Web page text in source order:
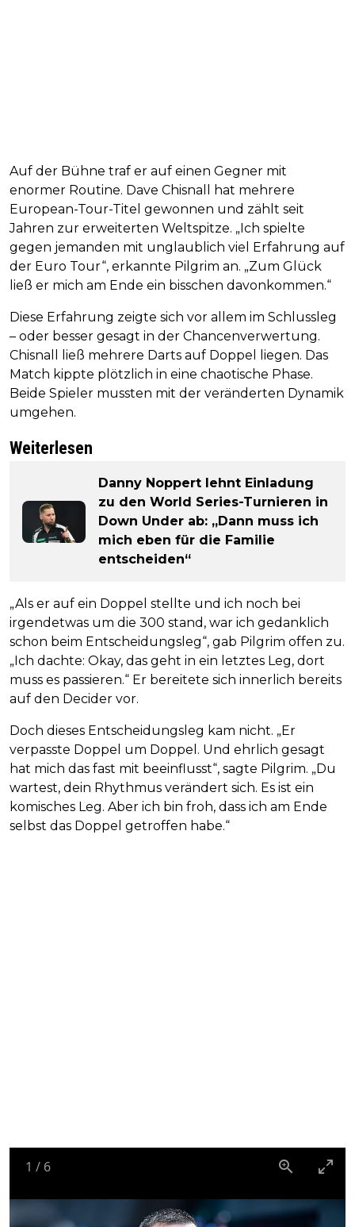
Auf der Bühne traf er auf einen Gegner mit
enormer Routine. Dave Chisnall hat mehrere
European-Tour-Titel gewonnen und zählt seit
Jahren zur erweiterten Weltspitze. „Ich spielte
gegen jemanden mit unglaublich viel Erfahrung auf
der Euro Tour“, erkannte Pilgrim an. „Zum Glück
ließ er mich am Ende ein bisschen davonkommen.“
Diese Erfahrung zeigte sich vor allem im Schlussleg
– oder besser gesagt in der Chancenverwertung.
Chisnall ließ mehrere Darts auf Doppel liegen. Das
Match kippte plötzlich in eine chaotische Phase.
Beide Spieler mussten mit der veränderten Dynamik
umgehen.
Weiterlesen
Danny Noppert lehnt Einladung
zu den World Series-Turnieren in
Down Under ab: „Dann muss ich
mich eben für die Familie
entscheiden“
„Als er auf ein Doppel stellte und ich noch bei
irgendetwas um die 300 stand, war ich gedanklich
schon beim Entscheidungsleg“, gab Pilgrim offen zu.
„Ich dachte: Okay, das geht in ein letztes Leg, dort
muss es passieren.“ Er bereitete sich innerlich bereits
auf den Decider vor.
Doch dieses Entscheidungsleg kam nicht. „Er
verpasste Doppel um Doppel. Und ehrlich gesagt
hat mich das fast mit beeinflusst“, sagte Pilgrim. „Du
wartest, dein Rhythmus verändert sich. Es ist ein
komisches Leg. Aber ich bin froh, dass ich am Ende
selbst das Doppel getroffen habe.“
1 / 6